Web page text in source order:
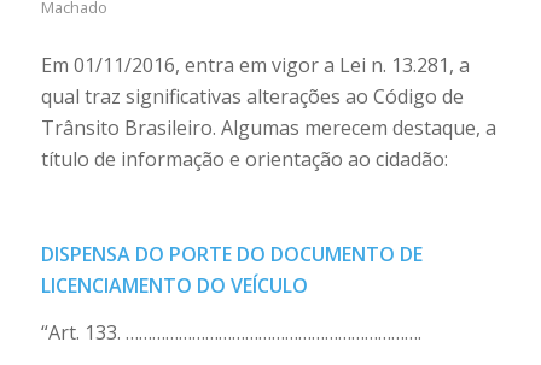
Machado
Em 01/11/2016, entra em vigor a Lei n. 13.281, a
qual traz significativas alterações ao Código de
Trânsito Brasileiro. Algumas merecem destaque, a
título de informação e orientação ao cidadão:
DISPENSA DO PORTE DO DOCUMENTO DE
LICENCIAMENTO DO VEÍCULO
“Art. 133. ………………………………………………………….